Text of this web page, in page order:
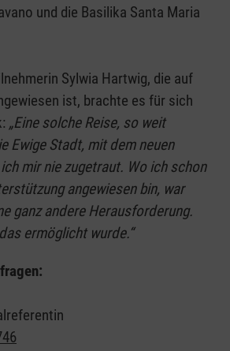
und die Basilika Santa Maria
Sylwia Hartwig, die auf
ist, brachte es für sich
„Eine solche Reise, so weit
Ewige Stadt, mit dem neuen
mir nie zugetraut. Wo ich schon
angewiesen bin, war
ganz andere Herausforderung.
ermöglicht wurde.“